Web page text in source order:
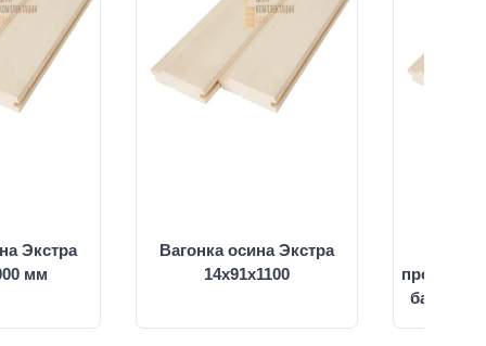
Экстра
мм
Вагонка осина Экстра
14х91х1100
бани